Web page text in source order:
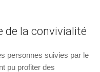
de la convivialité
personnes suivies par le
pu profiter des